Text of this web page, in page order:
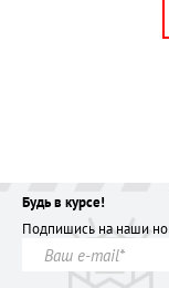
Будь в курсе!
Подпишись на наши